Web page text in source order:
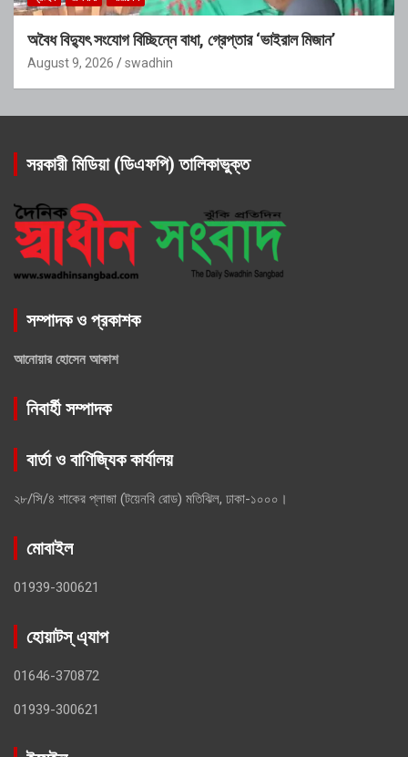
অবৈধ বিদ্যুৎ সংযোগ বিচ্ছিন্নে বাধা, গ্রেপ্তার ‘ভাইরাল মিজান’
August 9, 2026 swadhin
সরকারী মিডিয়া (ডিএফপি) তালিকাভুক্ত
সম্পাদক ও প্রকাশক
আনোয়ার হোসেন আকাশ
নিবার্হী সম্পাদক
বার্তা ও বাণিজ্যিক কার্যালয়
২৮/সি/৪ শাকের প্লাজা (টয়েনবি রোড) মতিঝিল, ঢাকা-১০০০।
মোবাইল
01939-300621
হোয়াটস্ এ্যাপ
01646-370872
01939-300621